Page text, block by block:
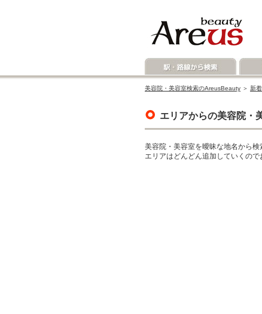
美容院・美容室検索のAreusBeauty ＞ 新
エリアからの美容院・
美容院・美容室を曖昧な地名から検
エリアはどんどん追加していくので